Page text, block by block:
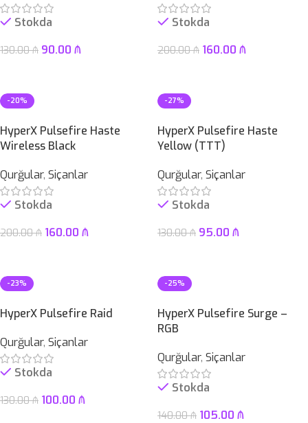
Stokda
130.00₼ 90.00 ₼
Stokda
200.00₼ 160.00 ₼
-20%
HyperX Pulsefire Haste
Wireless Black
Qurğular, Siçanlar
Stokda
200.00₼ 160.00 ₼
-27%
HyperX Pulsefire Haste
Yellow (TTT)
Qurğular, Siçanlar
Stokda
130.00₼ 95.00 ₼
-23%
HyperX Pulsefire Raid
Qurğular, Siçanlar
Stokda
130.00₼ 100.00 ₼
-25%
HyperX Pulsefire Surge –
RGB
Qurğular, Siçanlar
Stokda
140.00₼ 105.00 ₼